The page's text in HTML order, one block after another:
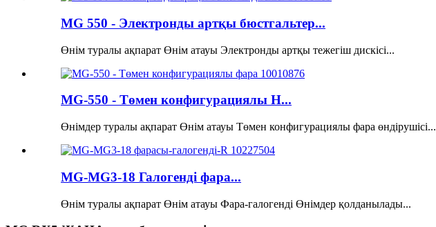
MG 550 - Электронды артқы бюстгальтер...
Өнім туралы ақпарат Өнім атауы Электронды артқы тежегіш дискісі...
MG-550 - Төмен конфигурациялы H...
Өнімдер туралы ақпарат Өнім атауы Төмен конфигурациялы фара өндірушісі...
MG-MG3-18 Галогенді фара...
Өнім туралы ақпарат Өнім атауы Фара-галогенді Өнімдер қолданылады...